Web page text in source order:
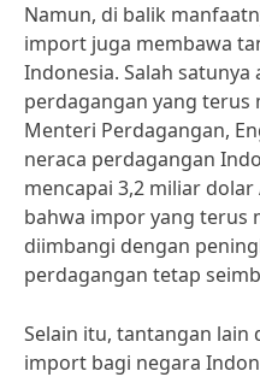
Namun, di balik
import juga membawa
Indonesia. Salah
perdagangan yang
Menteri Perdagangan,
neraca perdagangan
mencapai 3,2 miliar
bahwa impor yang terus
diimbangi dengan
perdagangan tetap
Selain itu, tantangan
import bagi negara